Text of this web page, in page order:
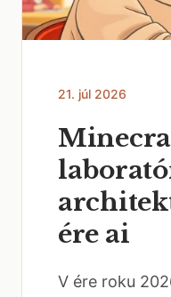
21. júl 2026
ére ai
V ére roku